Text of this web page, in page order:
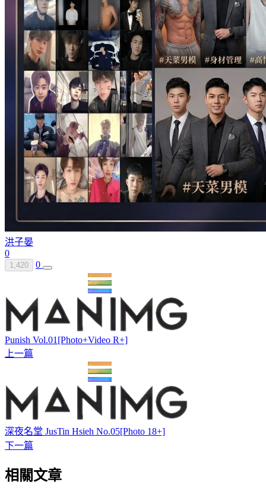
洪子晏
0
1,420 0
Punish Vol.01[Photo+Video R+]
上一篇
深夜名堂 JusTin Hsieh No.05[Photo 18+]
下一篇
相關文章